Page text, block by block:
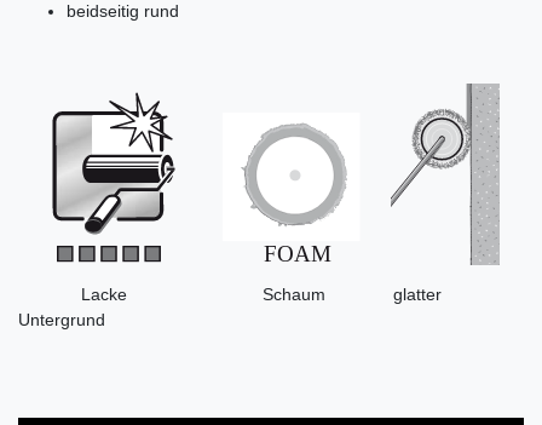
beidseitig rund
Lacke Schaum glatter
Untergrund